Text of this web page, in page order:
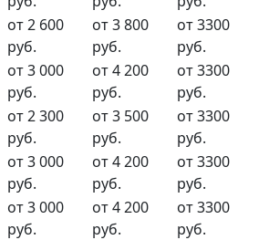
от 2 600
руб.
от 3 800
руб.
от 3300
руб.
от 3 000
руб.
от 4 200
руб.
от 3300
руб.
от 2 300
руб.
от 3 500
руб.
от 3300
руб.
от 3 000
руб.
от 4 200
руб.
от 3300
руб.
от 3 000
руб.
от 4 200
руб.
от 3300
руб.